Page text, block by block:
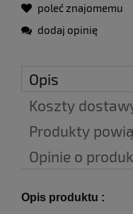
poleć znajomemu
dodaj opinię
Opis
Koszty
Cena nie zawiera
Produkty
Opinie o
Opis produktu :